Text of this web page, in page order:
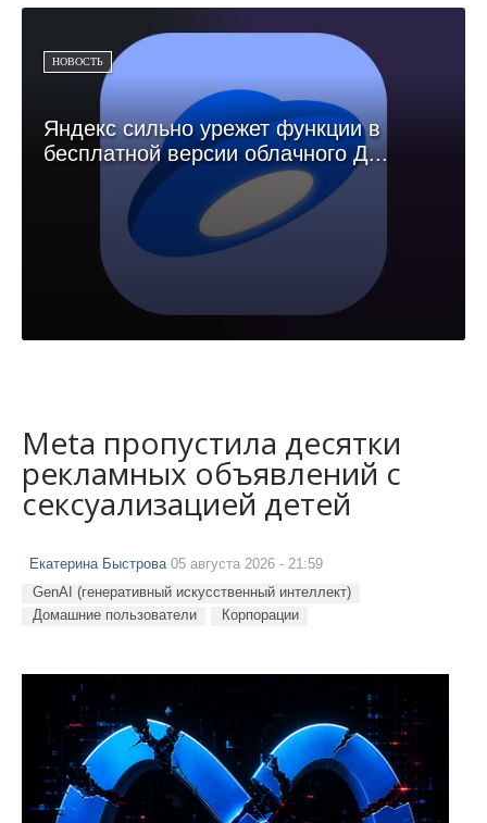
НОВОСТЬ
Яндекс сильно урежет функции в
бесплатной версии облачного Д...
Meta пропустила десятки
рекламных объявлений с
сексуализацией детей
Екатерина Быстрова05 августа 2026 - 21:59
GenAI (генеративный искусственный интеллект)
Домашние пользователи
Корпорации